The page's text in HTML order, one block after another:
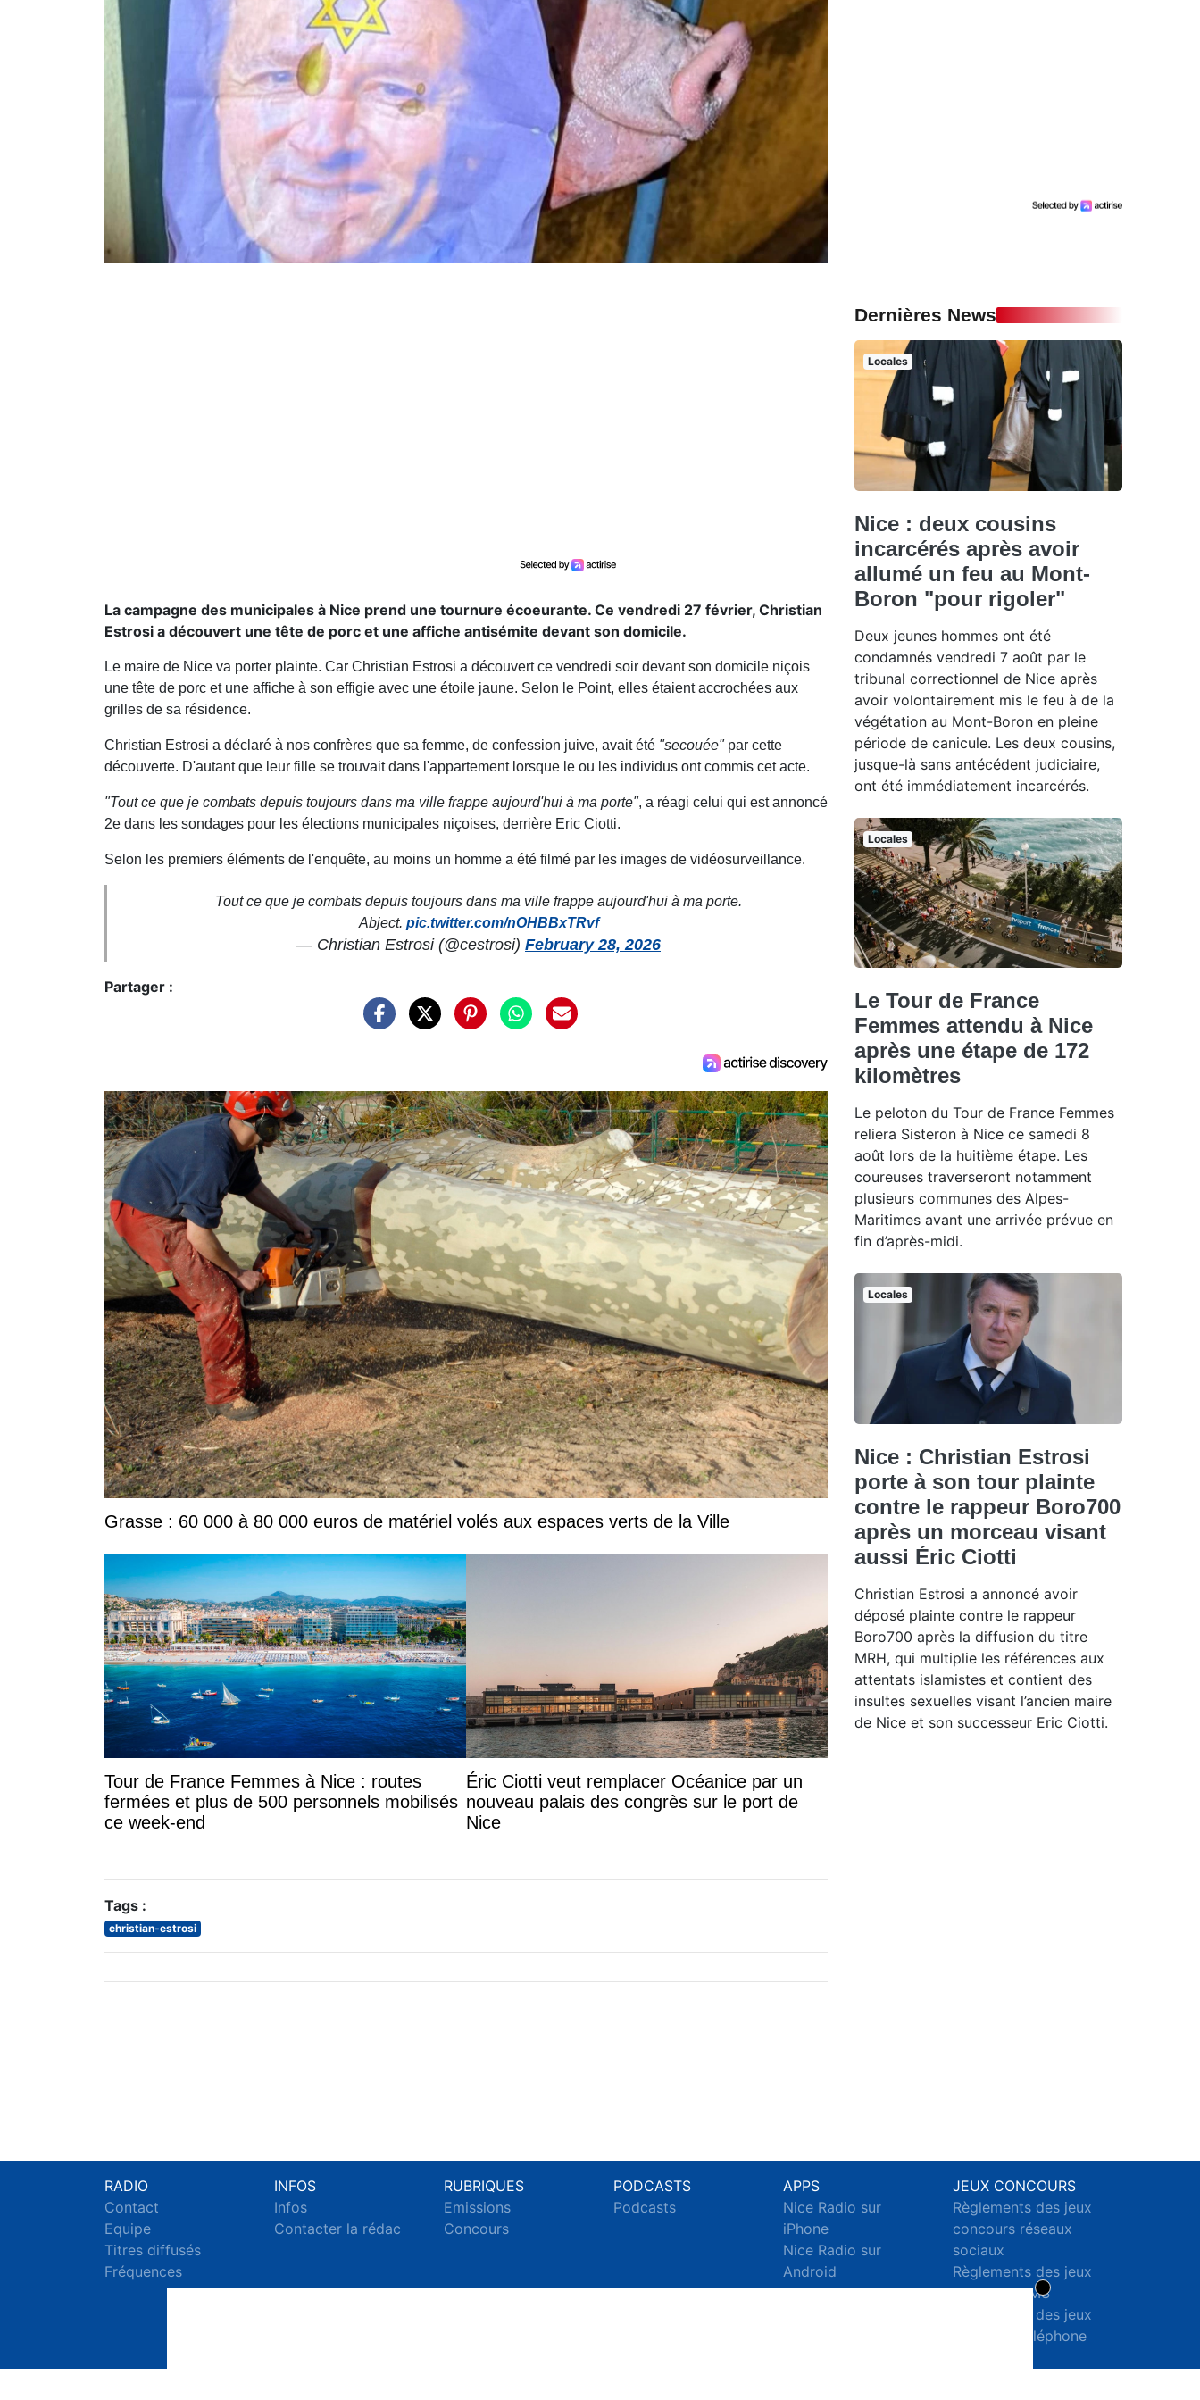
La campagne des municipales à Nice prend une tournure écoeurante. Ce vendredi 27 février, Christian
Estrosi a découvert une tête de porc et une affiche antisémite devant son domicile.
Le maire de Nice va porter plainte. Car Christian Estrosi a découvert ce vendredi soir devant son domicile niçois
une tête de porc et une affiche à son effigie avec une étoile jaune. Selon le Point, elles étaient accrochées aux
grilles de sa résidence.
Christian Estrosi a déclaré à nos confrères que sa femme, de confession juive, avait été "secouée" par cette
découverte. D'autant que leur fille se trouvait dans l'appartement lorsque le ou les individus ont commis cet acte.
"Tout ce que je combats depuis toujours dans ma ville frappe aujourd'hui à ma porte", a réagi celui qui est annoncé
2e dans les sondages pour les élections municipales niçoises, derrière Eric Ciotti.
Selon les premiers éléments de l'enquête, au moins un homme a été filmé par les images de vidéosurveillance.
Tout ce que je combats depuis toujours dans ma ville frappe aujourd'hui à ma porte.
Abject. pic.twitter.com/nOHBBxTRvf
— Christian Estrosi (@cestrosi) February 28, 2026
Partager :
Grasse : 60 000 à 80 000 euros de matériel volés aux espaces verts de la Ville
Tour de France Femmes à Nice : routes
fermées et plus de 500 personnels mobilisés
ce week-end
Éric Ciotti veut remplacer Océanice par un
nouveau palais des congrès sur le port de
Nice
Tags :
christian-estrosi
Dernières News
Locales
Nice : deux cousins
incarcérés après avoir
allumé un feu au Mont-
Boron "pour rigoler"
Deux jeunes hommes ont été
condamnés vendredi 7 août par le
tribunal correctionnel de Nice après
avoir volontairement mis le feu à de la
végétation au Mont-Boron en pleine
période de canicule. Les deux cousins,
jusque-là sans antécédent judiciaire,
ont été immédiatement incarcérés.
Locales
Le Tour de France
Femmes attendu à Nice
après une étape de 172
kilomètres
Le peloton du Tour de France Femmes
reliera Sisteron à Nice ce samedi 8
août lors de la huitième étape. Les
coureuses traverseront notamment
plusieurs communes des Alpes-
Maritimes avant une arrivée prévue en
fin d’après-midi.
Locales
Nice : Christian Estrosi
porte à son tour plainte
contre le rappeur Boro700
après un morceau visant
aussi Éric Ciotti
Christian Estrosi a annoncé avoir
déposé plainte contre le rappeur
Boro700 après la diffusion du titre
MRH, qui multiplie les références aux
attentats islamistes et contient des
insultes sexuelles visant l’ancien maire
de Nice et son successeur Eric Ciotti.
RADIO
Contact
Equipe
Titres diffusés
Fréquences
INFOS
Infos
Contacter la rédac
RUBRIQUES
Emissions
Concours
PODCASTS
Podcasts
APPS
Nice Radio sur
iPhone
Nice Radio sur
Android
JEUX CONCOURS
Règlements des jeux
concours réseaux
sociaux
Règlements des jeux
concours SMS
Règlements des jeux
concours téléphone